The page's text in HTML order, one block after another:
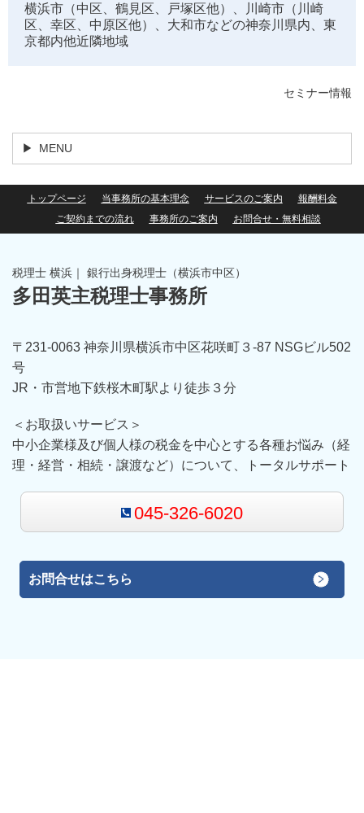
横浜市（中区、鶴見区、戸塚区他）、川崎市（川崎
区、幸区、中原区他）、大和市などの神奈川県内、東
京都内他近隣地域
セミナー情報
MENU
トップページ 当事務所の基本理念 サービスのご案内
報酬料金
ご契約までの流れ
事務所のご案内 お問合せ・無料相談
税理士 横浜｜ 銀行出身税理士（横浜市中区）
多田英主税理士事務所
〒231-0063 神奈川県横浜市中区花咲町３-87 NSGビル502
号
JR・市営地下鉄桜木町駅より徒歩３分
＜お取扱いサービス＞
中小企業様及び個人様の税金を中心とする各種お悩み（経
理・経営・相続・譲渡など）について、トータルサポート
045-326-6020
お問合せはこちら